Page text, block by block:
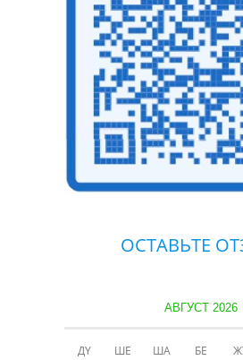
ОСТАВЬТЕ
АВГУСТ 2026
ДҮ ШЕ ША БЕ